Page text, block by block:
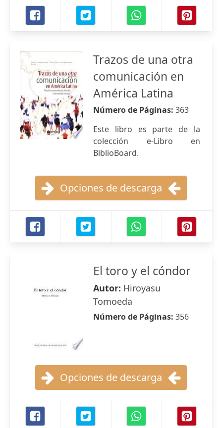
Trazos de una otra
comunicación en
América Latina
Número de Páginas: 363
Este libro es parte de la
colección e-Libro en
BiblioBoard.
Opciones de descarga
El toro y el cóndor
Autor: Hiroyasu
Tomoeda
Número de Páginas: 356
Opciones de descarga